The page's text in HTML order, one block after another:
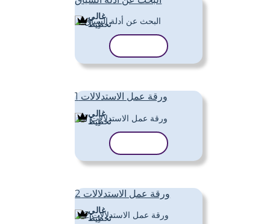
غالي
تَخطِيط
ورقة عمل الاستدلالات 1
غالي
تَخطِيط
ورقة عمل الاستدلالات 2
غالي
تَخطِيط